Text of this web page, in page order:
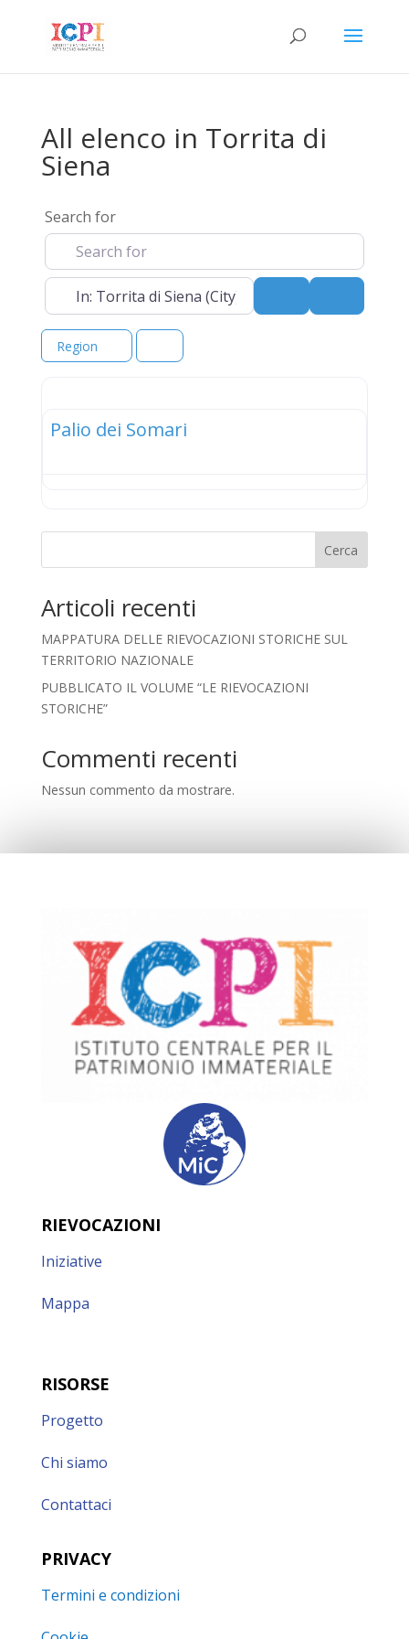
All elenco in Torrita di
Siena
Search for
Near
Region
Palio dei Somari
Cerca
Articoli recenti
MAPPATURA DELLE RIEVOCAZIONI STORICHE SUL
TERRITORIO NAZIONALE
PUBBLICATO IL VOLUME “LE RIEVOCAZIONI
STORICHE”
Commenti recenti
Nessun commento da mostrare.
RIEVOCAZIONI
Iniziative
Mappa
RISORSE
Progetto
Chi siamo
Contattaci
PRIVACY
Termini e condizioni